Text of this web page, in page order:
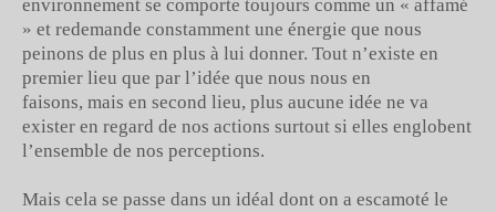
environnement se comporte toujours comme un « affamé
» et redemande constamment une énergie que nous
peinons de plus en plus à lui donner. Tout n’existe en
premier lieu que par l’idée que nous nous en
faisons, mais en second lieu, plus aucune idée ne va
exister en regard de nos actions surtout si elles englobent
l’ensemble de nos perceptions.
Mais cela se passe dans un idéal dont on a escamoté le